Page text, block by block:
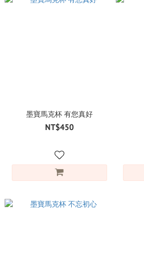
墨寶馬克杯 有您真好
NT$450